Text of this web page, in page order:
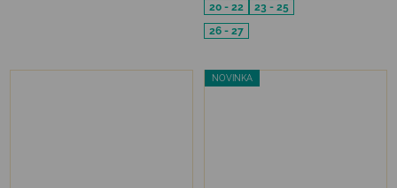
20 - 22
23 - 25
26 - 27
NOVINKA